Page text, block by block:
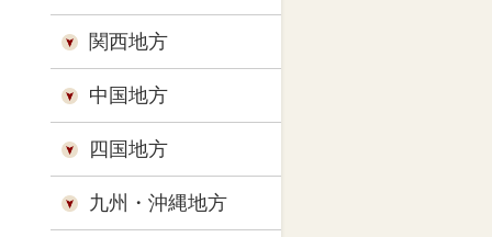
関西地方
中国地方
四国地方
九州・沖縄地方